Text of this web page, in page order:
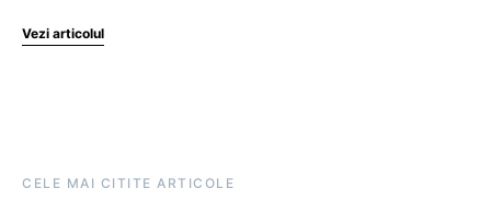
Vezi articolul
CELE MAI CITITE ARTICOLE